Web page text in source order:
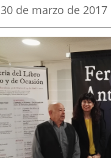
Fecha
la
noticia
30 de marzo de 2017